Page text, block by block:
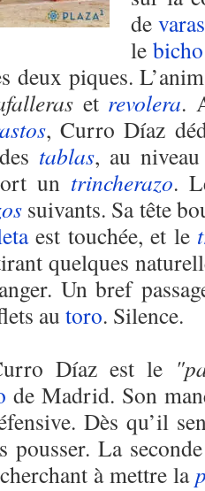
devaras
le bicho
deux piques.
et revolera.
, Curro Díaz
tablas, au
un trincherazo.
suivants. Sa tête
est touchée, et le
quelques
Un bref
au toro. Silence.
Díaz est le
de Madrid. Son
Dès qu’il
pousser. La
àmettre la